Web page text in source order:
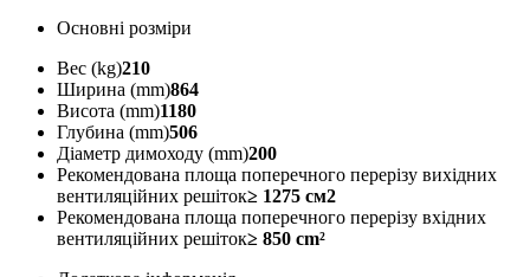
Основні розміри
Вес (kg)210
Ширина (mm)864
Висота (mm)1180
Глубина (mm)506
Діаметр димоходу (mm)200
Рекомендована площа поперечного перерізу вихідних
вентиляційних решіток≥ 1275 см2
Рекомендована площа поперечного перерізу вхідних
вентиляційних решіток≥ 850 cm²